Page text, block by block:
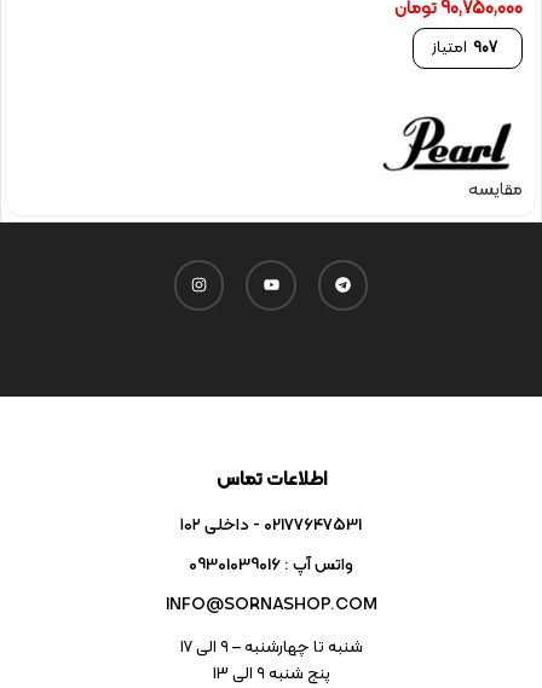
90,750,000تومان
907 امتیاز
مقایسه
اطلاعات تماس
02177647531 - داخلی ۱۰۲
واتس آپ : 09301039016
INFO@SORNASHOP.COM
شنبه تا چهارشنبه – ۹ الی 17
پنج شنبه ۹ الی 13